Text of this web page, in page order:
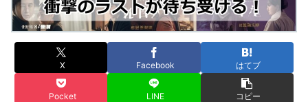
X Facebook はてブ
Pocket LINE コピー